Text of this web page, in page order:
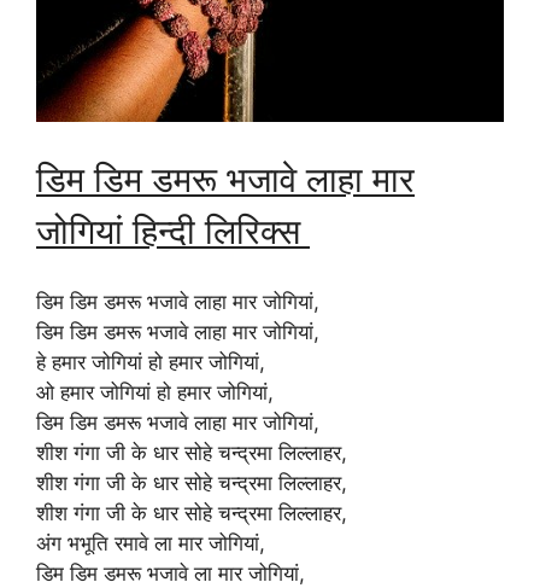
डिम डिम डमरू भजावे लाहा मार
जोगियां हिन्दी लिरिक्स
डिम डिम डमरू भजावे लाहा मार जोगियां,
डिम डिम डमरू भजावे लाहा मार जोगियां,
हे हमार जोगियां हो हमार जोगियां,
ओ हमार जोगियां हो हमार जोगियां,
डिम डिम डमरू भजावे लाहा मार जोगियां,
शीश गंगा जी के धार सोहे चन्द्रमा लिल्लाहर,
शीश गंगा जी के धार सोहे चन्द्रमा लिल्लाहर,
शीश गंगा जी के धार सोहे चन्द्रमा लिल्लाहर,
अंग भभूति रमावे ला मार जोगियां,
डिम डिम डमरू भजावे ला मार जोगियां,